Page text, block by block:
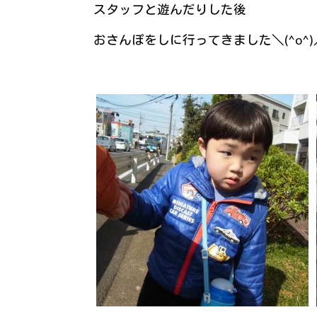
スタッフと遊んだりした後
おさんぽをしに行ってきました＼(^o^)